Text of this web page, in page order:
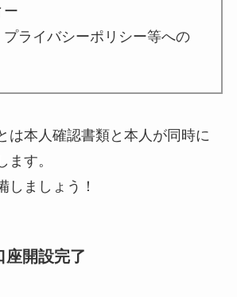
ライバシーポリシー等への
は本人確認書類と本人が同時に
ます。
しましょう！
開設完了